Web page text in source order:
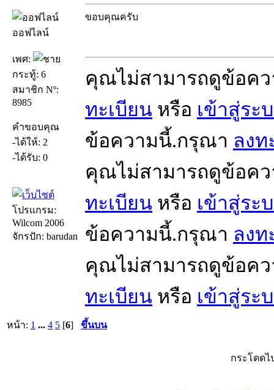
ออฟไลน์
เพศ:
กระทู้: 6
สมาชิก Nº:
8985
คำขอบคุณ
-ได้ให้: 2
-ได้รับ: 0
โปรแกรม:
Wilcom 2006
จักรปัก: barudan
ขอบคุณครับ
คุณไม่สามารถดูข้อค
ทะเบียน หรือ เข้าสู่ระ
ข้อความนี้.กรุณา ลงท
คุณไม่สามารถดูข้อค
ทะเบียน หรือ เข้าสู่ระ
ข้อความนี้.กรุณา ลงท
คุณไม่สามารถดูข้อค
ทะเบียน หรือ เข้าสู่ระ
หน้า: 1 ... 4 5 [6] ขึ้นบน
กระโดดไ